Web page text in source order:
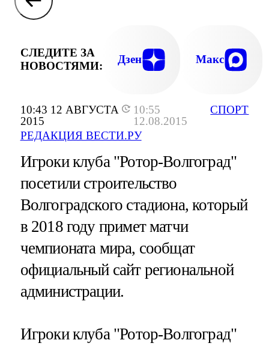
10:43 12 АВГУСТА
2015
10:55
12.08.2015
РЕДАКЦИЯ ВЕСТИ.РУ
СПОРТ
СЛЕДИТЕ ЗА
НОВОСТЯМИ:
Дзен Макс
Игроки клуба "Ротор-Волгоград"
посетили строительство
Волгоградского стадиона, который
в 2018 году примет матчи
чемпионата мира, сообщат
официальный сайт региональной
администрации.
Игроки клуба "Ротор-Волгоград"